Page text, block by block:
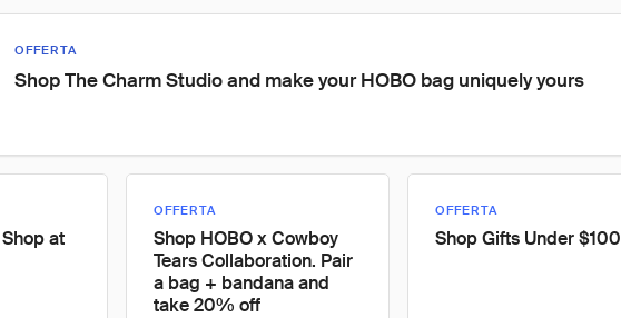
OFFERTA
Shop The Charm Studio and make your HOBO bag uniquely yours
at
OFFERTA
Shop HOBO x Cowboy
Tears Collaboration. Pair
a bag + bandana and
take 20% off
OFFERTA
Shop Gifts Under $100